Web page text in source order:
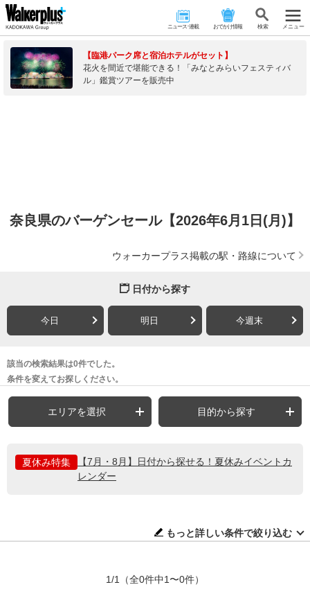
ニュース･連載 おでかけ情報 検 索 メニュー
【臨港パーク席と宿泊ホテルがセット】
花火を間近で堪能できる！「みなとみらいフェスティバ
ル」鑑賞ツアーを販売中
奈良県のバーゲンセール【2026年6月1日(月)】
ウォーカープラス掲載の駅・路線について
日付から探す
今日 明日 今週末
該当の検索結果は0件でした。
条件を変えてお探しください。
エリアを選択 目的から探す
夏休み特集
【7月・8月】日付から探せる！夏休みイベントカ
レンダー
もっと詳しい条件で絞り込む
1/1 （全0件中1〜0件）